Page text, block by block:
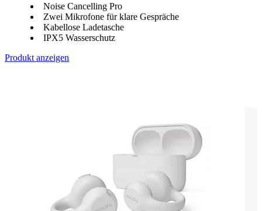
Noise Cancelling Pro
Zwei Mikrofone für klare Gespräche
Kabellose Ladetasche
IPX5 Wasserschutz
Produkt anzeigen